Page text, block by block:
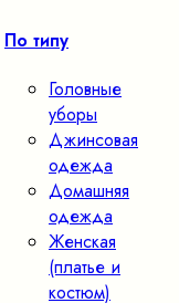
По типу
Головные
уборы
Джинсовая
одежда
Домашняя
одежда
Женская
(платье и
костюм)